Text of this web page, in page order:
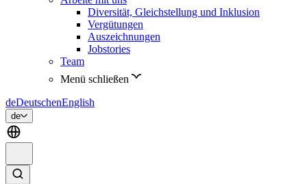
Diversität, Gleichstellung und Inklusion
Vergütungen
Auszeichnungen
Jobstories
Team
Menü schließen
deDeutschenEnglish
de